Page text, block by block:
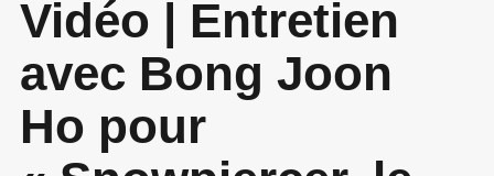
Vidéo | Entretien
avec Bong Joon
Ho pour